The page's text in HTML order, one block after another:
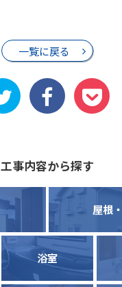
一覧に戻る
工事内容から探す
屋根
浴室